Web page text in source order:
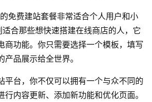
免费建站套餐非常适合个人用户和小
合那些想快速搭建在线商店的人，它
商功能。你只需要选择一个模板，填写
品展示给全世界。
平台，你不仅可以拥有一个与众不同的
行内容更新、添加新功能和优化页面。